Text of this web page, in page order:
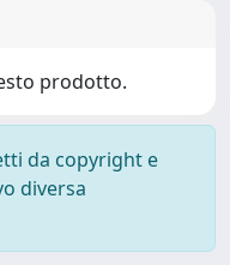
prodotto.
da copyright e
diversa